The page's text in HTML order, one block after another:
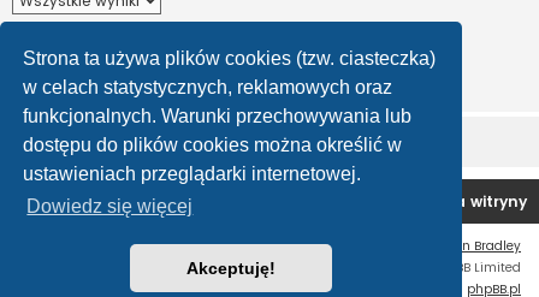
Strona ta używa plików cookies (tzw. ciasteczka)
w celach statystycznych, reklamowych oraz
funkcjonalnych. Warunki przechowywania lub
dostępu do plików cookies można określić w
ustawieniach przeglądarki internetowej.
Dowiedz się więcej
Akceptuję!
Ustaw 0, aby wyświetlić cały post.
znaków w poście
Forum OC PL Strona główna Usuń ciasteczka witryny
Ian Bradley
Technologię dostarczaphpBB
® Forum Software © phpBB Limited
Polski pakiet językowy dostarcza phpBB.pl